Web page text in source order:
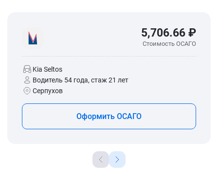
5,706.66 ₽
Стоимость ОСАГО
Kia Seltos
Водитель 54 года, стаж 21 лет
Серпухов
Оформить ОСАГО